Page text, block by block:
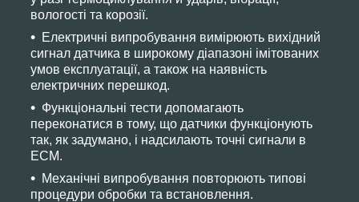
вологості та корозії.
Електричні випробування вимірюють вихідний
сигнал датчика в широкому діапазоні імітованих
умов експлуатації, а також на наявність
електричних перешкод.
Функціональні тести допомагають
переконатися в тому, що датчики функціонують
так, як задумано, і надсилають точні сигнали в
ECM.
Механічні випробування повторюють типові
процедури обробки та встановлення.